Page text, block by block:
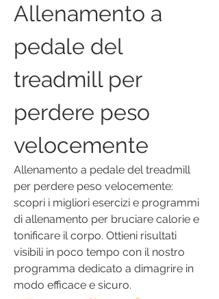
Allenamento a
pedale del
treadmill per
perdere peso
velocemente
Allenamento a pedale del treadmill
per perdere peso velocemente:
scopri i migliori esercizi e programmi
di allenamento per bruciare calorie e
tonificare il corpo. Ottieni risultati
visibili in poco tempo con il nostro
programma dedicato a dimagrire in
modo efficace e sicuro.